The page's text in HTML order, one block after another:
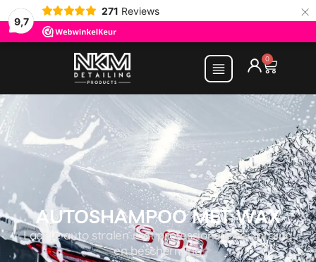
9,7
271 Reviews ×
0
AUTOSHAMPOO MET WAX
Laat je auto stralen met professionele verzorging
en bescherming